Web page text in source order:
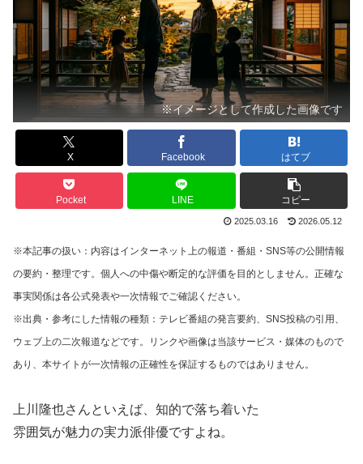
※イメージとして作成した画像です
X Facebook はてブ
Pocket LINE コピー
2025.03.16 2026.05.12
※本記事の扱い：内容はインターネット上の報道・番組・SNS等の公開情報
の要約・整理です。個人への中傷や断定的な評価を目的としません。正確な
事実関係は各公式発表や一次情報でご確認ください。
※出典・参考にした情報の種類：テレビ番組の発言要約、SNS投稿の引用、
ウェブ上の二次報道などです。リンクや画像は当該サービス・媒体のもので
あり、本サイトが一次情報の正確性を保証するものではありません。
上川隆也さんといえば、知的で落ち着いた
雰囲気が魅力の実力派俳優ですよね。